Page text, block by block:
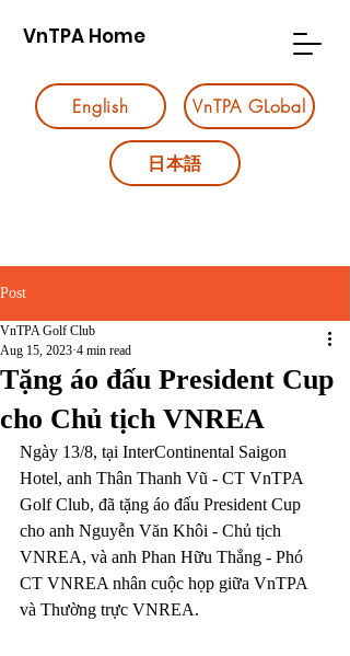
VnTPA Home
English VnTPA GLobal
日本語
Post
Tặng áo đấu President Cup
cho Chủ tịch VNREA
VnTPA Golf Club
Aug 15, 2023 4 min read
Ngày 13/8, tại InterContinental Saigon
Hotel, anh Thân Thanh Vũ - CT VnTPA
Golf Club, đã tặng áo đấu President Cup
cho anh Nguyễn Văn Khôi - Chủ tịch
VNREA, và anh Phan Hữu Thắng - Phó
CT VNREA nhân cuộc họp giữa VnTPA
và Thường trực VNREA.